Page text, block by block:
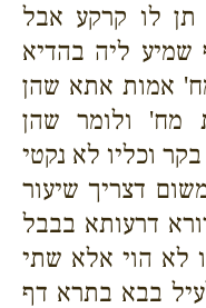
תן לו קרקע אבל
שמיע ליה בהדיא
אמות אתא שהן
מח' ולומר שהן
וכליו לא נקטי
דצריך שיעור
דרעותא בבבל
לא הוי אלא שתי
בבא בתרא דף